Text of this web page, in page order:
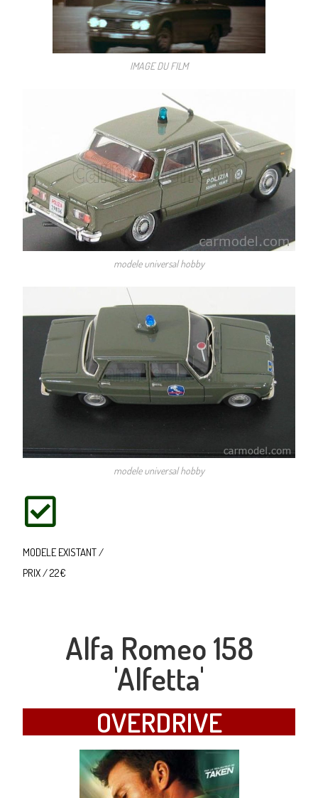
IMAGE DU FILM
modele universal hobby
modele universal hobby
MODELE EXISTANT /
PRIX / 22€
Alfa Romeo 158
'Alfetta'
OVERDRIVE